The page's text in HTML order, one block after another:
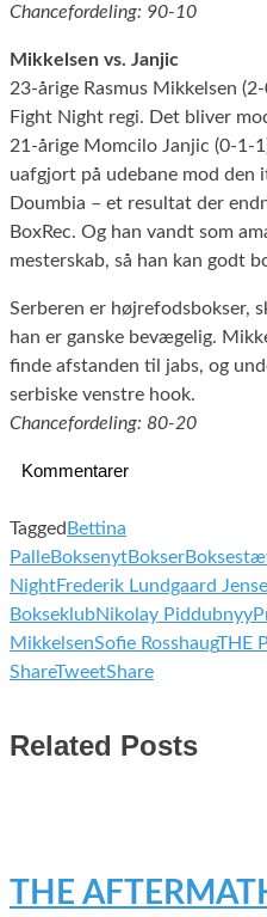
Chancefordeling: 90-10
Mikkelsen vs. Janjic
23-årige Rasmus Mikkelsen
Fight Night regi. Det bliver
21-årige Momcilo Janjic (0-1-
uafgjort på udebane mod den
Doumbia – et resultat der
BoxRec. Og han vandt som
mesterskab, så han kan godt
Serberen er højrefodsbokser,
han er ganske bevægelig.
finde afstanden til jabs, og
serbiske venstre hook.
Chancefordeling: 80-20
Kommentarer
Tagged Bettina
PalleBoksenytBokser
NightFrederik Lundgaard
BokseklubNikolay Piddubnyy
MikkelsenSofie RosshaugTHE
ShareTweetShare
Related Posts
THE